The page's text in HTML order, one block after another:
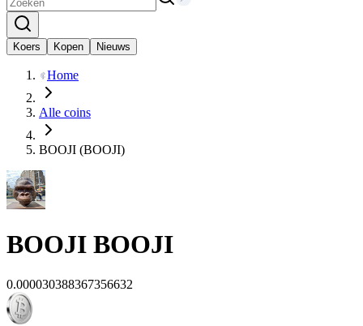
Koers Kopen Nieuws
Home
Alle coins
BOOJI (BOOJI)
BOOJI BOOJI
0.000030388367356632